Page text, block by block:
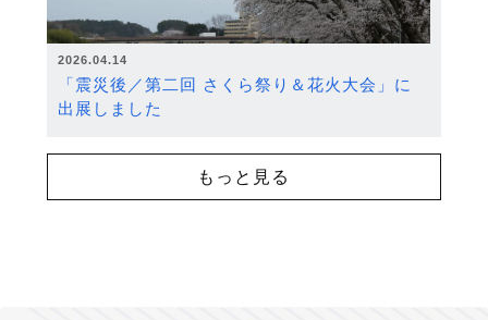
2026.04.14
「震災後／第二回 さくら祭り＆花火大会」に
出展しました
もっと見る